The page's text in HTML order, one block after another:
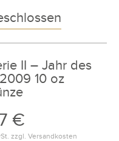
II – Jahr des
10 oz
€
zzgl. Versandkosten